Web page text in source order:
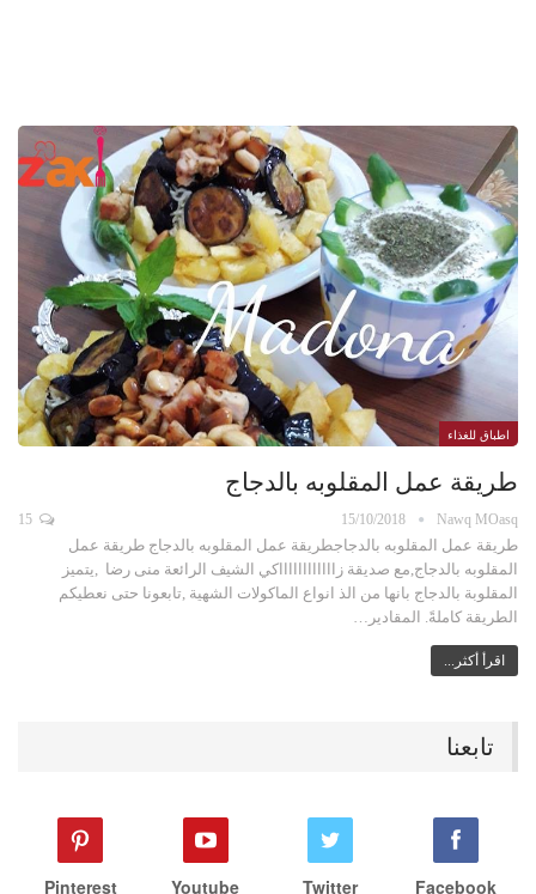
اطباق للغذاء
طريقة عمل المقلوبه بالدجاج
Nawq MOasq
15/10/2018
طريقة عمل المقلوبه بالدجاجطريقة عمل المقلوبه بالدجاج طريقة عمل
المقلوبه بالدجاج,مع صديقة زااااااااااااكي الشيف الرائعة منى رضا ,يتميز
المقلوبة بالدجاج بانها من الذ انواع الماكولات الشهية ,تابعونا حتى نعطيكم
الطريقة كاملةً. المقادير…
اقرأ أكثر...
تابعنا
Facebook
Twitter
Youtube
Pinterest